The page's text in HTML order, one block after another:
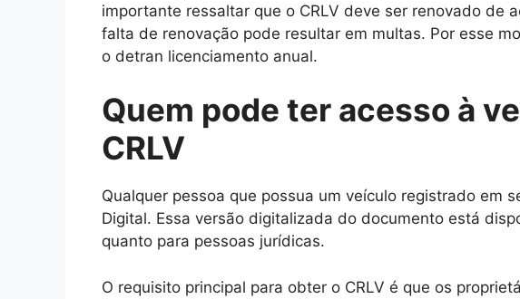
importante ressaltar que o CRLV deve ser renovado de
falta de renovação pode resultar em multas. Por esse
o detran licenciamento anual.
Quem pode ter acesso à
CRLV
Qualquer pessoa que possua um veículo registrado em
Digital. Essa versão digitalizada do documento está
quanto para pessoas jurídicas.
O requisito principal para obter o CRLV é que os